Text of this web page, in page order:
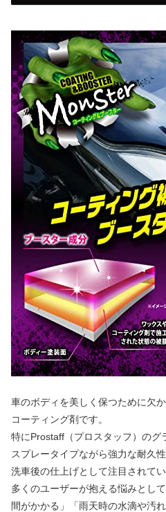
車のボディを美しく保つために欠
コーティング剤です。
特にProstaff（プロスタッフ）のグ
スプレータイプながら強力な耐久
洗車後の仕上げとして注目されてい
多くのユーザーが抱える悩みとし
間がかかる」「雨天時の水滴や汚